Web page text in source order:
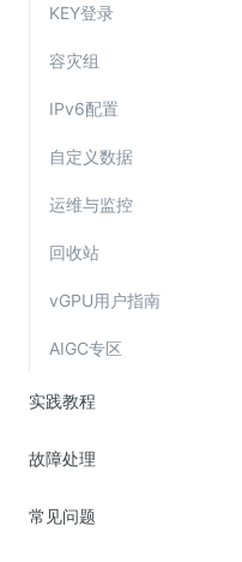
KEY登录
容灾组
IPv6配置
自定义数据
运维与监控
回收站
vGPU用户指南
AIGC专区
实践教程
故障处理
常见问题